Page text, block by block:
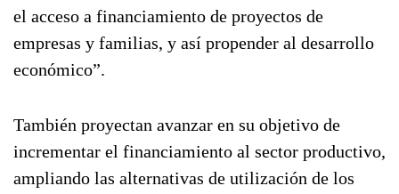
el acceso a financiamiento de proyectos de
empresas y familias, y así propender al desarrollo
económico”.
También proyectan avanzar en su objetivo de
incrementar el financiamiento al sector productivo,
ampliando las alternativas de utilización de los